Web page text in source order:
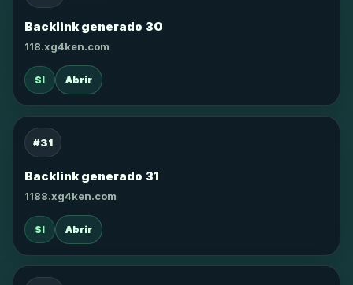
Backlink generado 30
118.xg4ken.com
SI Abrir
#31
Backlink generado 31
1188.xg4ken.com
SI Abrir